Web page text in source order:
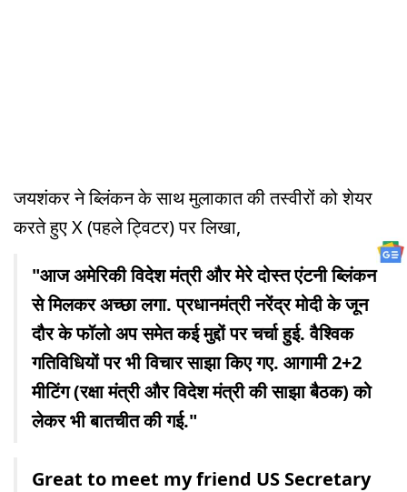
जयशंकर ने ब्लिंकन के साथ मुलाकात की तस्वीरों को शेयर
करते हुए X (पहले ट्विटर) पर लिखा,
"आज अमेरिकी विदेश मंत्री और मेरे दोस्त एंटनी ब्लिंकन
से मिलकर अच्छा लगा. प्रधानमंत्री नरेंद्र मोदी के जून
दौर के फॉलो अप समेत कई मुद्दों पर चर्चा हुई. वैश्विक
गतिविधियों पर भी विचार साझा किए गए. आगामी 2+2
मीटिंग (रक्षा मंत्री और विदेश मंत्री की साझा बैठक) को
लेकर भी बातचीत की गई."
Great to meet my friend US Secretary